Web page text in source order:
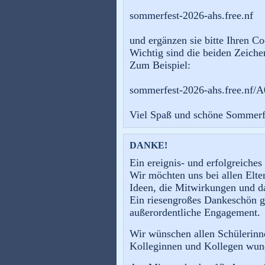
sommerfest-2026-ahs.free.nf
und ergänzen sie bitte Ihren
Wichtig sind die beiden
Zum Beispiel:
sommerfest-2026-ahs.free.nf/
Viel Spaß und schöne
DANKE!
Ein ereignis- und
Wir möchten uns bei allen
Ideen, die Mitwirkungen und
Ein riesengroßes Dankeschön
außerordentliche Engagement.
Wir wünschen allen
Kolleginnen und Kollegen